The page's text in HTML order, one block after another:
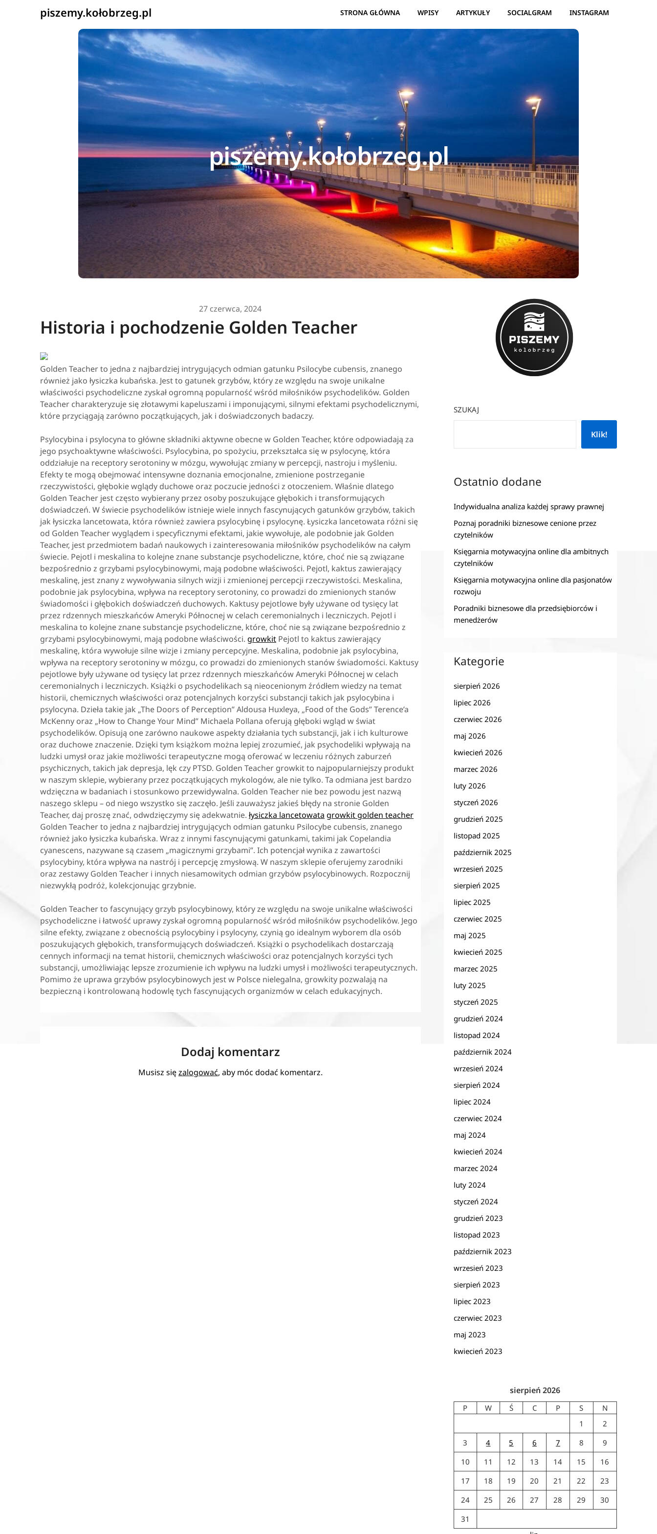
piszemy.kołobrzeg.pl STRONA GŁÓWNA WPISY ARTYKUŁY SOCIALGRAM INSTAGRAM
piszemy.kołobrzeg.pl
27 czerwca, 2024
Historia i pochodzenie Golden Teacher
Golden Teacher to jedna z najbardziej intrygujących odmian gatunku Psilocybe cubensis, znanego
również jako łysiczka kubańska. Jest to gatunek grzybów, który ze względu na swoje unikalne
właściwości psychodeliczne zyskał ogromną popularność wśród miłośników psychodelików. Golden
Teacher charakteryzuje się złotawymi kapeluszami i imponującymi, silnymi efektami psychodelicznymi,
które przyciągają zarówno początkujących, jak i doświadczonych badaczy.
Psylocybina i psylocyna to główne składniki aktywne obecne w Golden Teacher, które odpowiadają za
jego psychoaktywne właściwości. Psylocybina, po spożyciu, przekształca się w psylocynę, która
oddziałuje na receptory serotoniny w mózgu, wywołując zmiany w percepcji, nastroju i myśleniu.
Efekty te mogą obejmować intensywne doznania emocjonalne, zmienione postrzeganie
rzeczywistości, głębokie wglądy duchowe oraz poczucie jedności z otoczeniem. Właśnie dlatego
Golden Teacher jest często wybierany przez osoby poszukujące głębokich i transformujących
doświadczeń. W świecie psychodelików istnieje wiele innych fascynujących gatunków grzybów, takich
jak łysiczka lancetowata, która również zawiera psylocybinę i psylocynę. Łysiczka lancetowata różni się
od Golden Teacher wyglądem i specyficznymi efektami, jakie wywołuje, ale podobnie jak Golden
Teacher, jest przedmiotem badań naukowych i zainteresowania miłośników psychodelików na całym
świecie. Pejotl i meskalina to kolejne znane substancje psychodeliczne, które, choć nie są związane
bezpośrednio z grzybami psylocybinowymi, mają podobne właściwości. Pejotl, kaktus zawierający
meskalinę, jest znany z wywoływania silnych wizji i zmienionej percepcji rzeczywistości. Meskalina,
podobnie jak psylocybina, wpływa na receptory serotoniny, co prowadzi do zmienionych stanów
świadomości i głębokich doświadczeń duchowych. Kaktusy pejotlowe były używane od tysięcy lat
przez rdzennych mieszkańców Ameryki Północnej w celach ceremonialnych i leczniczych. Pejotl i
meskalina to kolejne znane substancje psychodeliczne, które, choć nie są związane bezpośrednio z
grzybami psylocybinowymi, mają podobne właściwości. growkit Pejotl to kaktus zawierający
meskalinę, która wywołuje silne wizje i zmiany percepcyjne. Meskalina, podobnie jak psylocybina,
wpływa na receptory serotoniny w mózgu, co prowadzi do zmienionych stanów świadomości. Kaktusy
pejotlowe były używane od tysięcy lat przez rdzennych mieszkańców Ameryki Północnej w celach
ceremonialnych i leczniczych. Książki o psychodelikach są nieocenionym źródłem wiedzy na temat
historii, chemicznych właściwości oraz potencjalnych korzyści substancji takich jak psylocybina i
psylocyna. Dzieła takie jak „The Doors of Perception” Aldousa Huxleya, „Food of the Gods” Terence’a
McKenny oraz „How to Change Your Mind” Michaela Pollana oferują głęboki wgląd w świat
psychodelików. Opisują one zarówno naukowe aspekty działania tych substancji, jak i ich kulturowe
oraz duchowe znaczenie. Dzięki tym książkom można lepiej zrozumieć, jak psychodeliki wpływają na
ludzki umysł oraz jakie możliwości terapeutyczne mogą oferować w leczeniu różnych zaburzeń
psychicznych, takich jak depresja, lęk czy PTSD. Golden Teacher growkit to najpopularniejszy produkt
w naszym sklepie, wybierany przez początkujących mykologów, ale nie tylko. Ta odmiana jest bardzo
wdzięczna w badaniach i stosunkowo przewidywalna. Golden Teacher nie bez powodu jest nazwą
naszego sklepu – od niego wszystko się zaczęło. Jeśli zauważysz jakieś błędy na stronie Golden
Teacher, daj proszę znać, odwdzięczymy się adekwatnie. łysiczka lancetowata growkit golden teacher
Golden Teacher to jedna z najbardziej intrygujących odmian gatunku Psilocybe cubensis, znanego
również jako łysiczka kubańska. Wraz z innymi fascynującymi gatunkami, takimi jak Copelandia
cyanescens, nazywane są czasem „magicznymi grzybami”. Ich potencjał wynika z zawartości
psylocybiny, która wpływa na nastrój i percepcję zmysłową. W naszym sklepie oferujemy zarodniki
oraz zestawy Golden Teacher i innych niesamowitych odmian grzybów psylocybinowych. Rozpocznij
niezwykłą podróż, kolekcjonując grzybnie.
Golden Teacher to fascynujący grzyb psylocybinowy, który ze względu na swoje unikalne właściwości
psychodeliczne i łatwość uprawy zyskał ogromną popularność wśród miłośników psychodelików. Jego
silne efekty, związane z obecnością psylocybiny i psylocyny, czynią go idealnym wyborem dla osób
poszukujących głębokich, transformujących doświadczeń. Książki o psychodelikach dostarczają
cennych informacji na temat historii, chemicznych właściwości oraz potencjalnych korzyści tych
substancji, umożliwiając lepsze zrozumienie ich wpływu na ludzki umysł i możliwości terapeutycznych.
Pomimo że uprawa grzybów psylocybinowych jest w Polsce nielegalna, growkity pozwalają na
bezpieczną i kontrolowaną hodowlę tych fascynujących organizmów w celach edukacyjnych.
Dodaj komentarz
Musisz sięzalogować, aby móc dodać komentarz.
SZUKAJ
Klik!
Ostatnio dodane
Indywidualna analiza każdej sprawy prawnej
Poznaj poradniki biznesowe cenione przez
czytelników
Księgarnia motywacyjna online dla ambitnych
czytelników
Księgarnia motywacyjna online dla pasjonatów
rozwoju
Poradniki biznesowe dla przedsiębiorców i
menedżerów
Kategorie
sierpień 2026
lipiec 2026
czerwiec 2026
maj 2026
kwiecień 2026
marzec 2026
luty 2026
styczeń 2026
grudzień 2025
listopad 2025
październik 2025
wrzesień 2025
sierpień 2025
lipiec 2025
czerwiec 2025
maj 2025
kwiecień 2025
marzec 2025
luty 2025
styczeń 2025
grudzień 2024
listopad 2024
październik 2024
wrzesień 2024
sierpień 2024
lipiec 2024
czerwiec 2024
maj 2024
kwiecień 2024
marzec 2024
luty 2024
styczeń 2024
grudzień 2023
listopad 2023
październik 2023
wrzesień 2023
sierpień 2023
lipiec 2023
czerwiec 2023
maj 2023
kwiecień 2023
sierpień 2026
P W Ś C P S
N
1
2
3
4 5 6 7 8
9
10
11 12 13 14 15
16
17
18 19 20 21 22
23
24
25 26 27 28 29
30
31